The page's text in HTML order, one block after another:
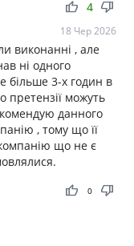
thumb_up thumb_down
4
18 Чер 2026
виконанні , але
ні одного
більше 3-х годин в
претензії можуть
данного
, тому що її
що не є
thumb_up thumb_down
0